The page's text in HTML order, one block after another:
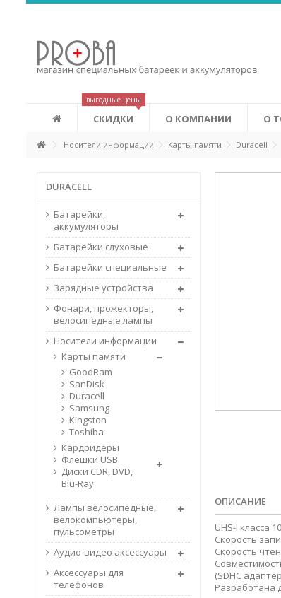
Это новые аккумуляторы, которые сочетают в себе
экономичность аккумуляторов. Eneloop может
лучшему. Первоначальная зарядка аккумуляторов
соответствии с системой «зеленых» сертификатов
СКИДКИ
выгодные цены
О КОМПАНИИ О
Носители информации Карты памяти Duracell
ОПИСАНИЕ
UHS-I класса 10
Скорость
Скорость
(SDHC
Разработана
DURACELL
Батарейки,
аккумуляторы
Батарейки слуховые
Батарейки специальные
Зарядные устройства
Фонари, прожекторы,
велосипедные лампы
Носители информации
Карты памяти
GoodRam
SanDisk
Duracell
Samsung
Kingston
Toshiba
Кардридеры
Флешки USB
Диски CDR, DVD,
Blu-Ray
Лампы велосипедные,
велокомпьютеры,
пульсометры
Аудио-видео аксессуары
Аксессуары для
телефонов